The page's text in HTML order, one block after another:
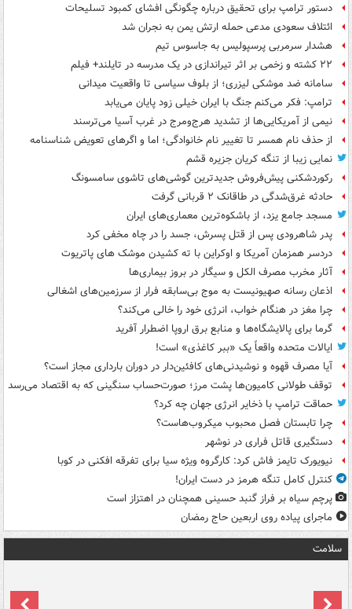
دستور ترامپ برای تحقیق درباره چگونگی افشای کمبود تسلیحات
ائتلاف سعودی مدعی حمله ارتش یمن به نجران شد
هشدار سرمربی پرسپولیس به جاسوس تیم
۲۲ کشته و زخمی بر اثر تیراندازی در یک مدرسه در تایلند+ فیلم
سامانه ضد موشکی لیزری؛ از بلوف سیاسی تا واقعیت میدانی
ترامپ: فکر می‌کنم جنگ با ایران خیلی زود پایان می‌یابد
نیمی از آمریکایی‌ها از تشدید هرج‌ومرج در غرب آسیا می‌ترسند
از حذف نام همسر تا تغییر نام خانوادگی؛ اما و اگرهای تعویض شناسنامه
نمایی زیبا از تنگه کریان جزیره قشم
رکوردشکنی پیش‌فروش جدیدترین گوشی‌های تاشوی سامسونگ
حادثه غرق‌شدگی در طاقانک ۲ قربانی گرفت
مسجد جامع یزد، از باشکوه‌ترین معماری‌های ایران
پدر شاهرودی پس از قتل پسرش، جسد را در چاه مخفی کرد
دردسر همزمان آمریکا و اوکراین با ته کشیدن موشک های پاتریوت
آثار مخرب مصرف الکل و سیگار در بروز بیماری‌ها
اذعان رسانه صهیونیست به موج بی‌سابقه فرار از سرزمین‌های اشغالی
چرا مغز در هنگام خواب، انرژی خود را خالی می‌کند؟
گرما برای پالایشگاه‌ها و منابع برق اروپا اضطرار آفرید
ایالات متحده واقعاً یک «ببر کاغذی» است!
آیا مصرف قهوه و نوشیدنی‌های کافئین‌دار در دوران بارداری مجاز است؟
توقف طولانی کامیون‌ها پشت مرز؛ صورت‌حساب سنگینی که به اقتصاد می‌رسد
حماقت ترامپ با ذخایر انرژی جهان چه کرد؟
چرا تابستان فصل محبوب میکروب‌هاست؟
دستگیری قاتل فراری در نوشهر
نیویورک تایمز فاش کرد: کارگروه ویژه سیا برای تفرقه افکنی در کوبا
کنترل کامل تنگه هرمز در دست ایران!
پرچم سیاه بر فراز گنبد حسینی همچنان در اهتزاز است
ماجرای پیاده روی اربعین حاج رمضان
سلامت